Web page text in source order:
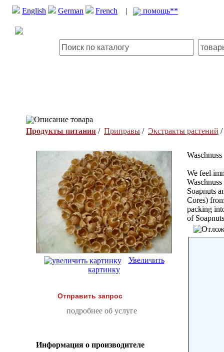
English German French | помощь**
Описание товара
Продукты питания / Приправы / Экстракты растений /
Увеличить
картинку
Отправить запрос
подробнее об услуге
Информация о производителе
We feel
Soapnuts
Cores)
packing
of